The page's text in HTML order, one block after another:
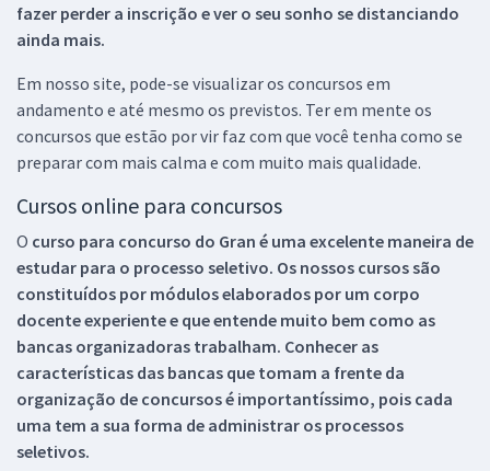
fazer perder a inscrição e ver o seu sonho se distanciando
ainda mais.
Em nosso site, pode-se visualizar os concursos em
andamento e até mesmo os previstos. Ter em mente os
concursos que estão por vir faz com que você tenha como se
preparar com mais calma e com muito mais qualidade.
Cursos online para concursos
O curso para concurso do Gran é uma excelente maneira de
estudar para o processo seletivo. Os nossos cursos são
constituídos por módulos elaborados por um corpo
docente experiente e que entende muito bem como as
bancas organizadoras trabalham. Conhecer as
características das bancas que tomam a frente da
organização de concursos é importantíssimo, pois cada
uma tem a sua forma de administrar os processos
seletivos.